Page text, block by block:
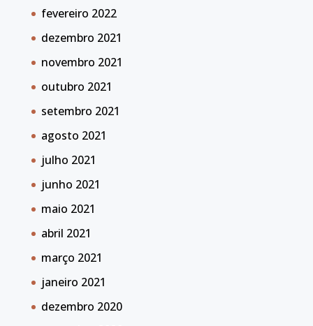
fevereiro 2022
dezembro 2021
novembro 2021
outubro 2021
setembro 2021
agosto 2021
julho 2021
junho 2021
maio 2021
abril 2021
março 2021
janeiro 2021
dezembro 2020